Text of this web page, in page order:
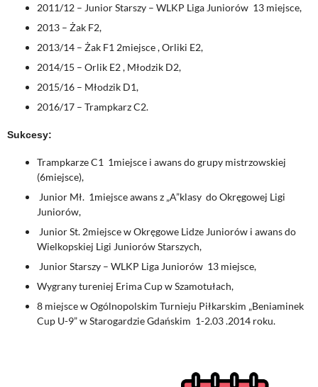
2011/12 – Junior Starszy – WLKP Liga Juniorów 13 miejsce,
2013 – Żak F2,
2013/14 – Żak F1 2miejsce , Orliki E2,
2014/15 – Orlik E2 , Młodzik D2,
2015/16 – Młodzik D1,
2016/17 – Trampkarz C2.
Sukcesy:
Trampkarze C1 1miejsce i awans do grupy mistrzowskiej
(6miejsce),
Junior Mł. 1miejsce awans z „A”klasy do Okręgowej Ligi
Juniorów,
Junior St. 2miejsce w Okręgowe Lidze Juniorów i awans do
Wielkopskiej Ligi Juniorów Starszych,
Junior Starszy – WLKP Liga Juniorów 13 miejsce,
Wygrany tureniej Erima Cup w Szamotułach,
8 miejsce w Ogólnopolskim Turnieju Piłkarskim „Beniaminek
Cup U-9” w Starogardzie Gdańskim 1-2.03 .2014 roku.